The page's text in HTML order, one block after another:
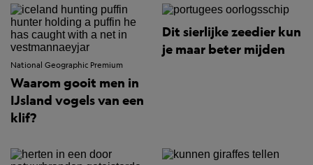
National Geographic Premium
Waarom gooit men in
IJsland vogels van een
klif?
Dit sierlijke zeedier kun
je maar beter mijden